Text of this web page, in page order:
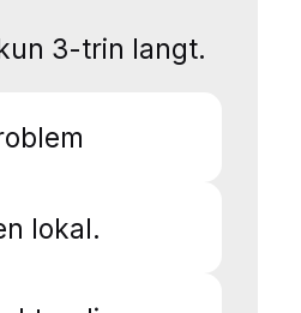
3-trin langt.
lokal.